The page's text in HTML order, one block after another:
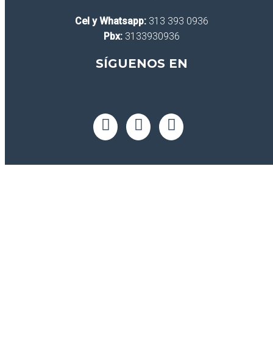
Cel y Whatsapp:313 393 0936
Pbx:3133930936
SÍGUENOS EN